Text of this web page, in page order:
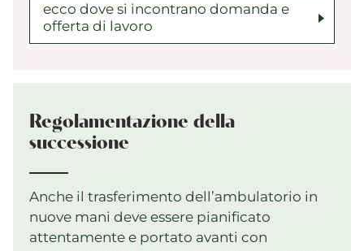
ecco dove si incontrano domanda e
offerta di lavoro
Regolamentazione della
successione
Anche il trasferimento dell’ambulatorio in
nuove mani deve essere pianificato
attentamente e portato avanti con